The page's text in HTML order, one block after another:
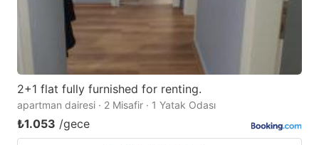
2+1 flat fully furnished for renting.
apartman dairesi · 2 Misafir · 1 Yatak Odası
₺1.053 /gece